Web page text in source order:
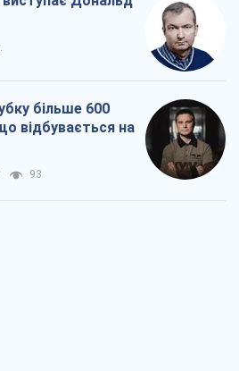
більше 600
відбувається на
93